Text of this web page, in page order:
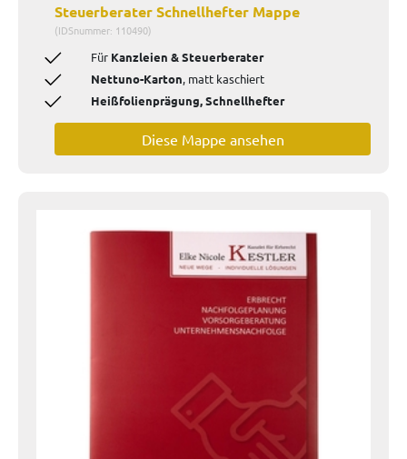
Steuerberater Schnellhefter Mappe
(IDSnummer: 110490)
Für Kanzleien & Steuerberater
Nettuno-Karton, matt kaschiert
Heißfolienprägung, Schnellhefter
Diese Mappe ansehen